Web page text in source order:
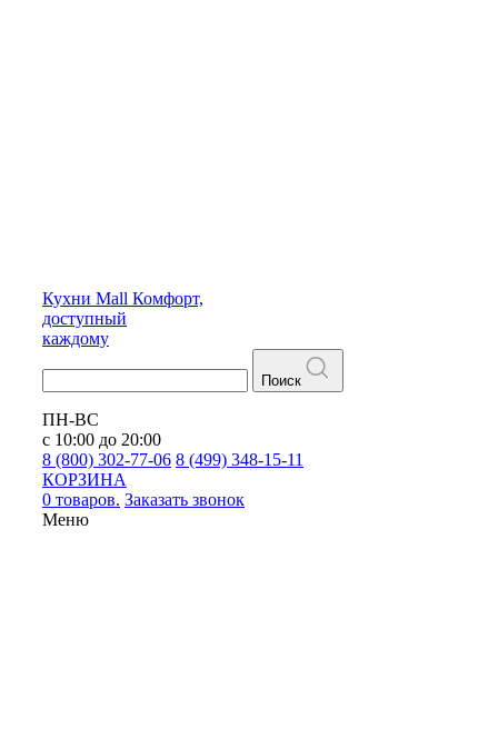
Кухни Mall Комфорт,
доступный
каждому
Поиск
ПН-ВС
с 10:00 до 20:00
8 (800) 302-77-06 8 (499) 348-15-11
КОРЗИНА
0 товаров. Заказать звонок
Меню